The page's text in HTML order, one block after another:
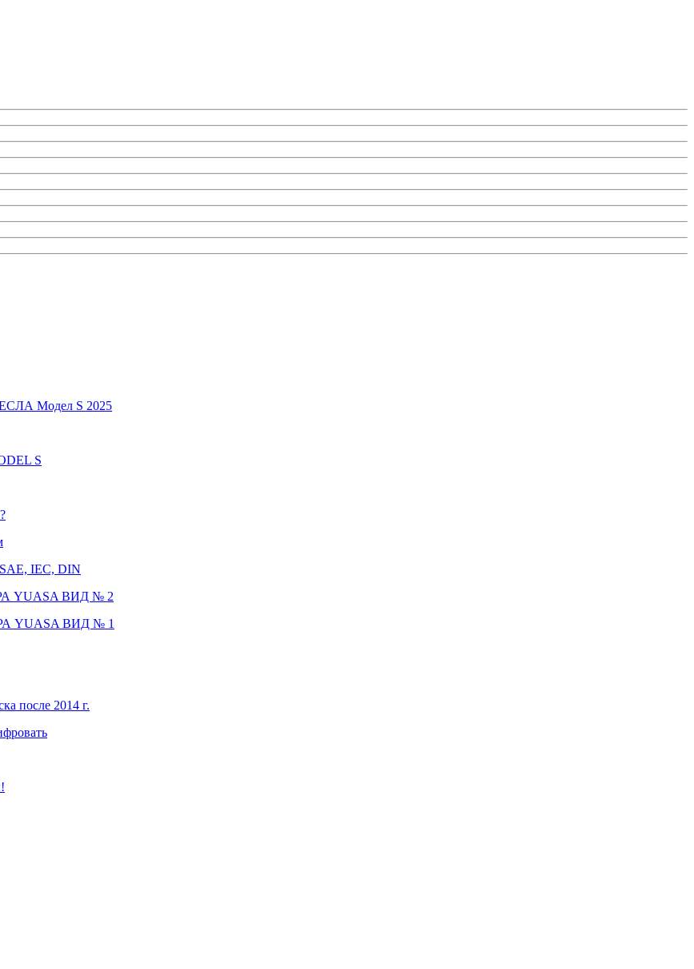
Модел S 2025
S
IEC, DIN
YUASA ВИД № 2
YUASA ВИД № 1
после 2014 г.